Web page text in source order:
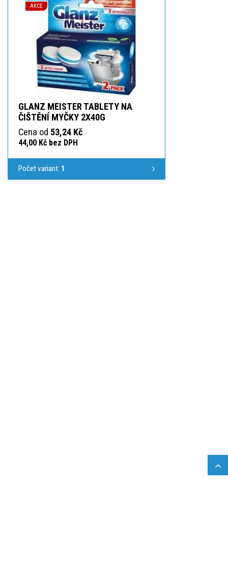
AKCE
GLANZ MEISTER TABLETY NA
ČIŠTĚNÍ MYČKY 2X40G
Cena od 53,24 Kč
44,00 Kč bez DPH
Počet variant: 1